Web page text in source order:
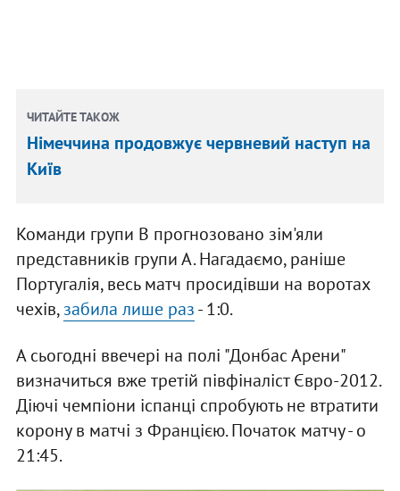
ЧИТАЙТЕ ТАКОЖ
Німеччина продовжує червневий наступ на
Київ
Команди групи В прогнозовано зім'яли
представників групи А. Нагадаємо, раніше
Португалія, весь матч просидівши на воротах
чехів,забила лише раз- 1:0.
А сьогодні ввечері на полі "Донбас Арени"
визначиться вже третій півфіналіст Євро-2012.
Діючі чемпіони іспанці спробують не втратити
корону в матчі з Францією. Початок матчу - о
21:45.